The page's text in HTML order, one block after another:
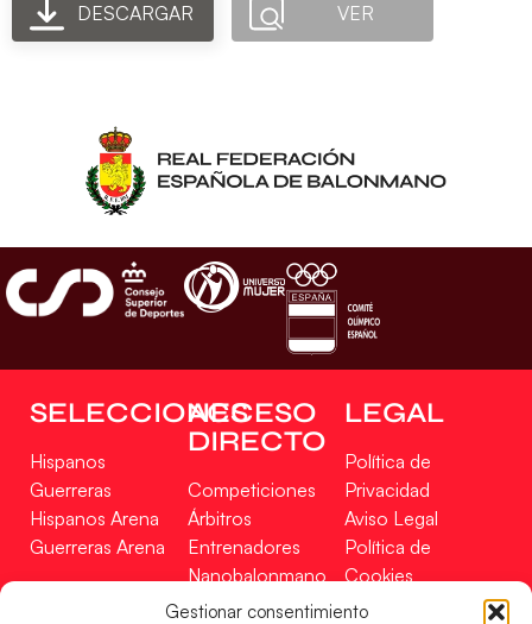
Gestionar consentimiento
DESCARGAR VER
SELECCIONES
Hispanos
Guerreras
Hispanos Arena
Guerreras Arena
ACCESO
DIRECTO
Competiciones
Árbitros
Entrenadores
Nanobalonmano
Tienda
LEGAL
Política de
Privacidad
Aviso Legal
Política de
Cookies
Mapa Web